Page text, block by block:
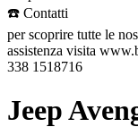
☎️ Contatti
per scoprire tutte le
assistenza visita
338 1518716
Jeep